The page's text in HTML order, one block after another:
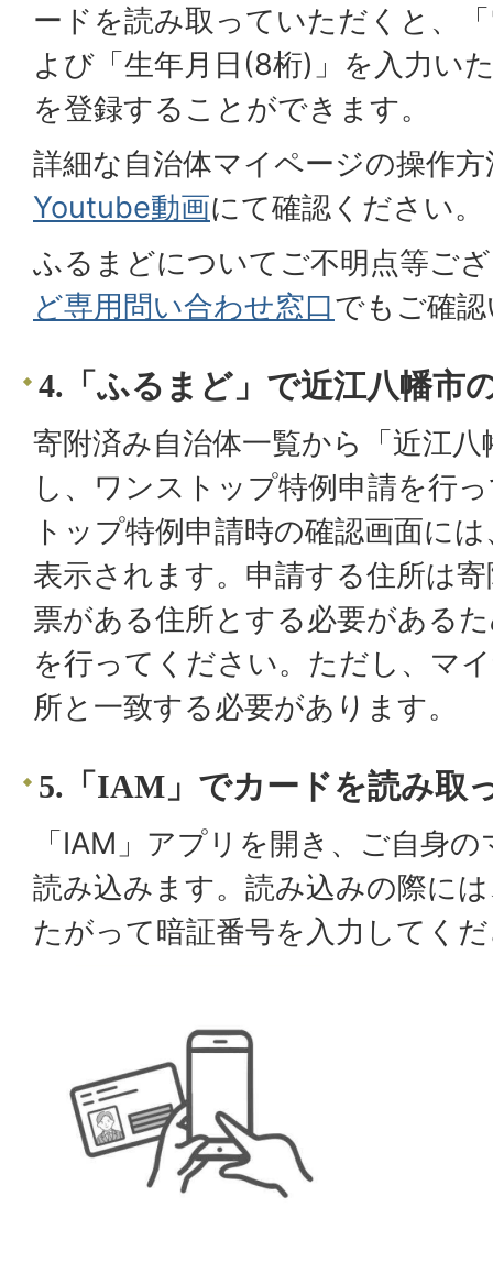
ードを読み取っていただくと、
よび「生年月日(8桁)」を入力い
を登録することができます。
詳細な自治体マイページの操作
Youtube動画にて確認ください。
ふるまどについてご不明点等ご
ど専用問い合わせ窓口でもご確
4.「ふるまど」で近江八幡市
寄附済み自治体一覧から「近江
し、ワンストップ特例申請を行
トップ特例申請時の確認画面に
表示されます。申請する住所は
票がある住所とする必要がある
を行ってください。ただし、マ
所と一致する必要があります。
5.「IAM」でカードを読み取
「IAM」アプリを開き、ご自身
読み込みます。読み込みの際に
たがって暗証番号を入力してく